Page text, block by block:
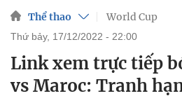
Thể thao World Cup
thứ bảy, 17/12/2022 - 22:00
Link xem trực tiếp
vs Maroc: Tranh